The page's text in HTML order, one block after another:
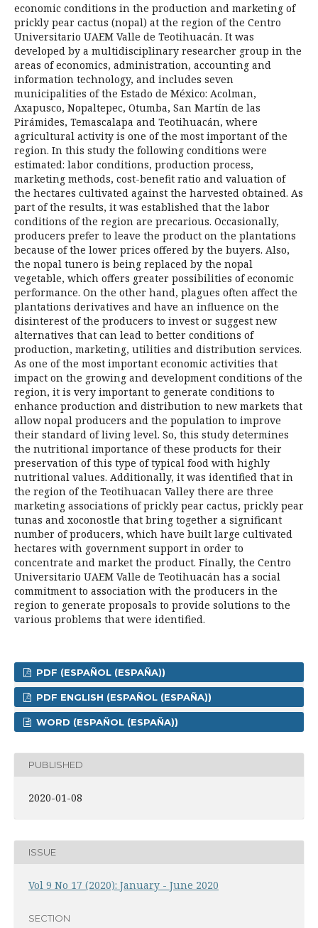
economic conditions in the production and marketing of
prickly pear cactus (nopal) at the region of the Centro
Universitario UAEM Valle de Teotihuacán. It was
developed by a multidisciplinary researcher group in the
areas of economics, administration, accounting and
information technology, and includes seven
municipalities of the Estado de México: Acolman,
Axapusco, Nopaltepec, Otumba, San Martín de las
Pirámides, Temascalapa and Teotihuacán, where
agricultural activity is one of the most important of the
region. In this study the following conditions were
estimated: labor conditions, production process,
marketing methods, cost-benefit ratio and valuation of
the hectares cultivated against the harvested obtained. As
part of the results, it was established that the labor
conditions of the region are precarious. Occasionally,
producers prefer to leave the product on the plantations
because of the lower prices offered by the buyers. Also,
the nopal tunero is being replaced by the nopal
vegetable, which offers greater possibilities of economic
performance. On the other hand, plagues often affect the
plantations derivatives and have an influence on the
disinterest of the producers to invest or suggest new
alternatives that can lead to better conditions of
production, marketing, utilities and distribution services.
As one of the most important economic activities that
impact on the growing and development conditions of the
region, it is very important to generate conditions to
enhance production and distribution to new markets that
allow nopal producers and the population to improve
their standard of living level. So, this study determines
the nutritional importance of these products for their
preservation of this type of typical food with highly
nutritional values. Additionally, it was identified that in
the region of the Teotihuacan Valley there are three
marketing associations of prickly pear cactus, prickly pear
tunas and xoconostle that bring together a significant
number of producers, which have built large cultivated
hectares with government support in order to
concentrate and market the product. Finally, the Centro
Universitario UAEM Valle de Teotihuacán has a social
commitment to association with the producers in the
region to generate proposals to provide solutions to the
various problems that were identified.
PDF (ESPAÑOL (ESPAÑA))
PDF ENGLISH (ESPAÑOL (ESPAÑA))
WORD (ESPAÑOL (ESPAÑA))
PUBLISHED
2020-01-08
ISSUE
Vol 9 No 17 (2020): January - June 2020
SECTION